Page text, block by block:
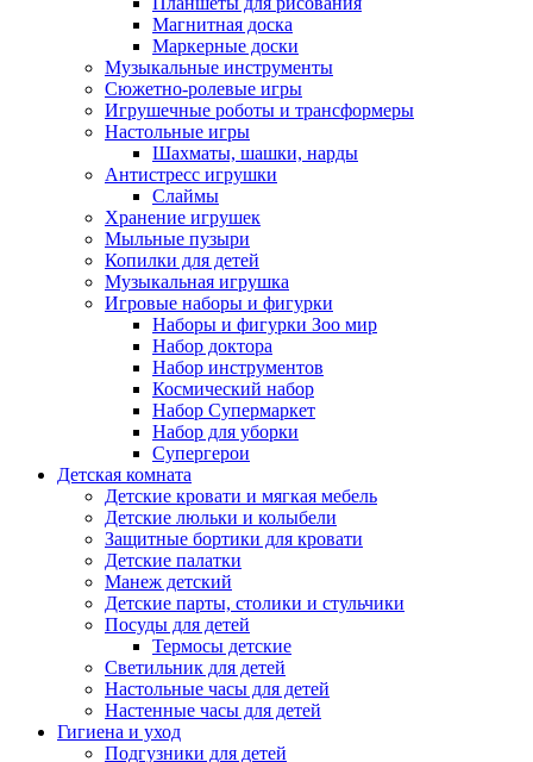
Магнитная доска
Маркерные доски
Музыкальные инструменты
Сюжетно-ролевые игры
Игрушечные роботы и трансформеры
Настольные игры
Шахматы, шашки, нарды
Антистресс игрушки
Слаймы
Хранение игрушек
Мыльные пузыри
Копилки для детей
Музыкальная игрушка
Игровые наборы и фигурки
Наборы и фигурки Зоо мир
Набор доктора
Набор инструментов
Космический набор
Hабор Супермаркет
Набор для уборки
Супергерои
Детская комната
Детские кровати и мягкая мебель
Детские люльки и колыбели
Защитные бортики для кровати
Детские палатки
Манеж детский
Детские парты, столики и стульчики
Посуды для детей
Термосы детские
Светильник для детей
Настольные часы для детей
Настенные часы для детей
Гигиена и уход
Подгузники для детей